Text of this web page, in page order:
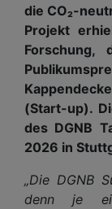
die CO₂-
Projekt
Forschung,
(Start-up).
des DGNB
2026 in
„Die DGNB
denn je